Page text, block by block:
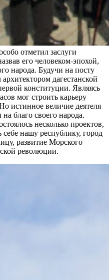
отметил заслуги
его человеком-эпохой,
народа. Будучи на посту
дагестанской
конституции. Являясь
мог строить карьеру
истинное величие деятеля
благо своего народа.
несколько проектов,
нашу республику, город
развитие Морского
революции.